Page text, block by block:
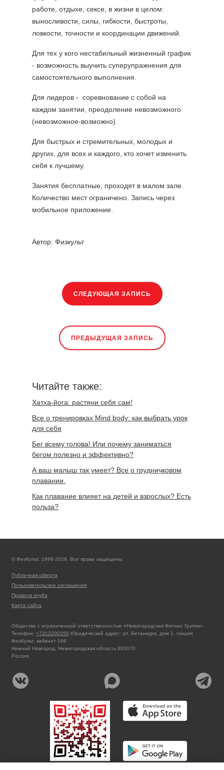
работе, отдыхе, сексе, в жизни в целом:
выносливости, силы, гибкости, быстроты,
ловкости, точности и координации движений.
Для тех у кого нестабильный жизненный график
- возможность выучить суперупражнения для
самостоятельного выполнения.
Для лидеров - соревнование с собой на
каждом занятии, преодоление невозможного
(невозможное-возможно)
Для быстрых и стремительных, молодых и
других, для всех и каждого, кто хочет изменить
себя к лучшему.
Занятия бесплатные, проходят в малом зале.
Количество мест ограничено. Запись через
мобильное приложение.
Автор: Физкульт
СЛЕДУЮЩАЯ ЗАПИСЬ
ПРЕДЫДУЩАЯ ЗАПИСЬ
Читайте также:
Хатха-йога: растяни себя сам!
Все о тренировках Mind body: как выбрать урок
для себя
Бег всему голова! Или почему заниматься
бегом полезно и эффективно?
А ваш малыш так умеет? Все о грудничковом
плавании.
Как плавание влияет на детей и взрослых? Есть
польза?
© ФизКульт, 1996-2026. Все права защищены.
Публичная оферта
Пользовательское соглашение
Правила клуба
Карта сайта
Общество с ограниченной ответственностью «Нижегородская Фитнес Группа»
Телефон: +7312200350 Юридический адрес: ул. Бетанкура, дом 1, секция
ФизКульт, кабинет 166
Нижний Новгород, Нижегородская область 603070
Россия